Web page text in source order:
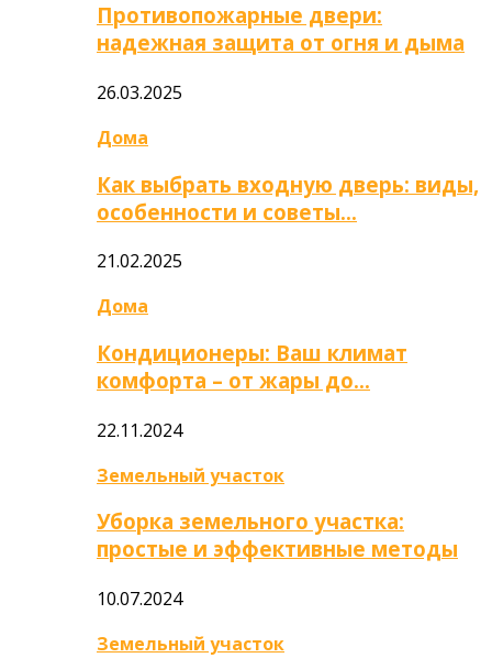
Противопожарные двери:
надежная защита от огня и дыма
26.03.2025
Дома
Как выбрать входную дверь: виды,
особенности и советы…
21.02.2025
Дома
Кондиционеры: Ваш климат
комфорта – от жары до…
22.11.2024
Земельный участок
Уборка земельного участка:
простые и эффективные методы
10.07.2024
Земельный участок